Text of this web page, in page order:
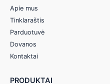
Apie mus
Tinklaraštis
Parduotuvė
Dovanos
Kontaktai
PRODUKTAI